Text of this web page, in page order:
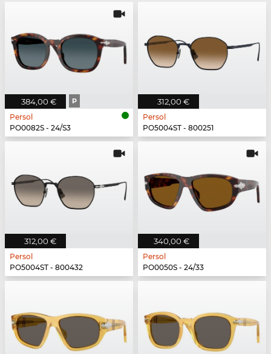
384,00 € P
Persol
PO0082S - 24/S3
312,00 €
Persol
PO5004ST - 800251
312,00 €
Persol
PO5004ST - 800432
340,00 €
Persol
PO0050S - 24/33